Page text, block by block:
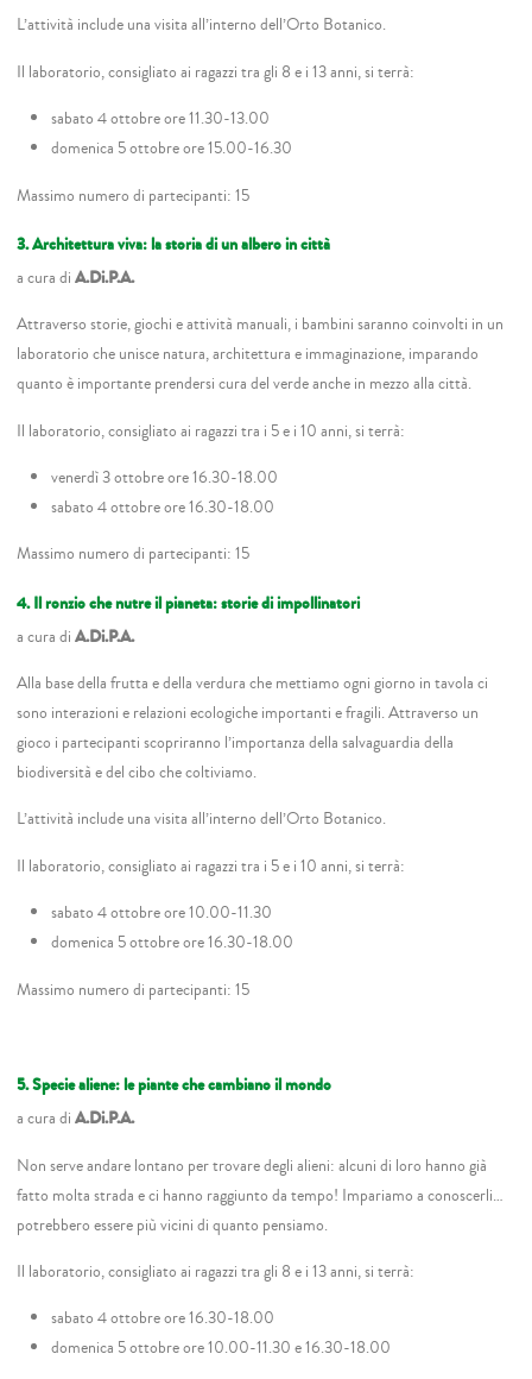
L’attività include una visita all’interno dell’Orto Botanico.
Il laboratorio, consigliato ai ragazzi tra gli 8 e i 13 anni, si terrà:
sabato 4 ottobre ore 11.30-13.00
domenica 5 ottobre ore 15.00-16.30
Massimo numero di partecipanti: 15
3. Architettura viva: la storia di un albero in città
a cura diA.Di.P.A.
Attraverso storie, giochi e attività manuali, i bambini saranno coinvolti in un
laboratorio che unisce natura, architettura e immaginazione, imparando
quanto è importante prendersi cura del verde anche in mezzo alla città.
Il laboratorio, consigliato ai ragazzi tra i 5 e i 10 anni, si terrà:
venerdì 3 ottobre ore 16.30-18.00
sabato 4 ottobre ore 16.30-18.00
Massimo numero di partecipanti: 15
4. Il ronzio che nutre il pianeta: storie di impollinatori
a cura diA.Di.P.A.
Alla base della frutta e della verdura che mettiamo ogni giorno in tavola ci
sono interazioni e relazioni ecologiche importanti e fragili. Attraverso un
gioco i partecipanti scopriranno l’importanza della salvaguardia della
biodiversità e del cibo che coltiviamo.
L’attività include una visita all’interno dell’Orto Botanico.
Il laboratorio, consigliato ai ragazzi tra i 5 e i 10 anni, si terrà:
sabato 4 ottobre ore 10.00-11.30
domenica 5 ottobre ore 16.30-18.00
Massimo numero di partecipanti: 15
5. Specie aliene: le piante che cambiano il mondo
a cura diA.Di.P.A.
Non serve andare lontano per trovare degli alieni: alcuni di loro hanno già
fatto molta strada e ci hanno raggiunto da tempo! Impariamo a conoscerli…
potrebbero essere più vicini di quanto pensiamo.
Il laboratorio, consigliato ai ragazzi tra gli 8 e i 13 anni, si terrà:
sabato 4 ottobre ore 16.30-18.00
domenica 5 ottobre ore 10.00-11.30 e 16.30-18.00